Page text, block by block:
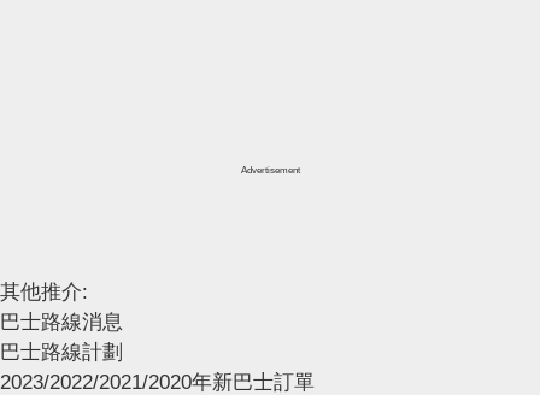
Advertisement
其他推介:
巴士路線消息
巴士路線計劃
2023/2022/2021/2020年新巴士訂單